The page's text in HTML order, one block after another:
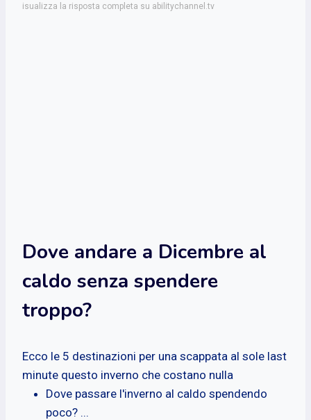
isualizza la risposta completa su abilitychannel.tv
Dove andare a Dicembre al
caldo senza spendere
troppo?
Ecco le 5 destinazioni per una scappata al sole last
minute questo inverno che costano nulla
Dove passare l'inverno al caldo spendendo
poco? ...